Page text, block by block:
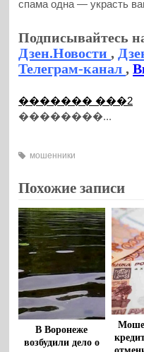
спама одна — украсть
Подписывайтесь
Дзен.Новости,
Телеграм-канал,
������� ���2
��������...
мошенники
Похожие записи
В Воронеже
возбудили дело о